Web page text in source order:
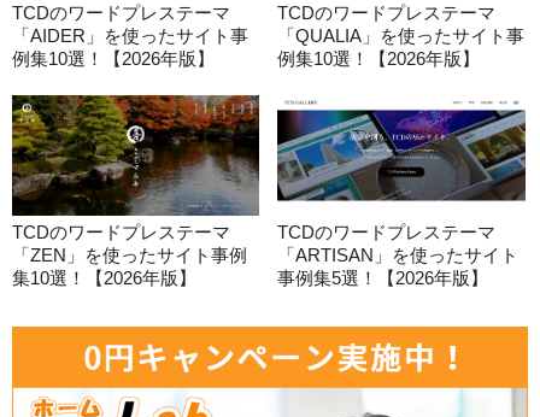
TCDのワードプレステーマ
「AIDER」を使ったサイト事
例集10選！【2026年版】
TCDのワードプレステーマ
「QUALIA」を使ったサイト事
例集10選！【2026年版】
TCDのワードプレステーマ
「ZEN」を使ったサイト事例
集10選！【2026年版】
TCDのワードプレステーマ
「ARTISAN」を使ったサイト
事例集5選！【2026年版】